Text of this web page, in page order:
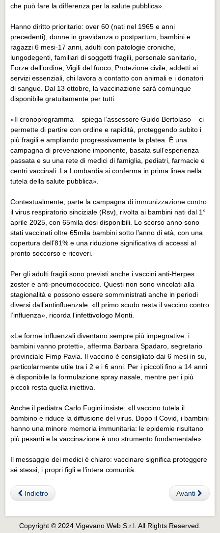
che può fare la differenza per la salute pubblica».
Hanno diritto prioritario: over 60 (nati nel 1965 e anni
precedenti), donne in gravidanza o postpartum, bambini e
ragazzi 6 mesi-17 anni, adulti con patologie croniche,
lungodegenti, familiari di soggetti fragili, personale sanitario,
Forze dell’ordine, Vigili del fuoco, Protezione civile, addetti ai
servizi essenziali, chi lavora a contatto con animali e i donatori
di sangue. Dal 13 ottobre, la vaccinazione sarà comunque
disponibile gratuitamente per tutti.
«Il cronoprogramma – spiega l’assessore Guido Bertolaso – ci
permette di partire con ordine e rapidità, proteggendo subito i
più fragili e ampliando progressivamente la platea. È una
campagna di prevenzione imponente, basata sull’esperienza
passata e su una rete di medici di famiglia, pediatri, farmacie e
centri vaccinali. La Lombardia si conferma in prima linea nella
tutela della salute pubblica».
Contestualmente, parte la campagna di immunizzazione contro
il virus respiratorio sinciziale (Rsv), rivolta ai bambini nati dal 1°
aprile 2025, con 65mila dosi disponibili. Lo scorso anno sono
stati vaccinati oltre 65mila bambini sotto l’anno di età, con una
copertura dell’81% e una riduzione significativa di accessi al
pronto soccorso e ricoveri.
Per gli adulti fragili sono previsti anche i vaccini anti-Herpes
zoster e anti-pneumococcico. Questi non sono vincolati alla
stagionalità e possono essere somministrati anche in periodi
diversi dall’antinfluenzale. «Il primo scudo resta il vaccino contro
l’influenza», ricorda l’infettivologo Monti.
«Le forme influenzali diventano sempre più impegnative: i
bambini vanno protetti», afferma Barbara Spadaro, segretario
provinciale Fimp Pavia. Il vaccino è consigliato dai 6 mesi in su,
particolarmente utile tra i 2 e i 6 anni. Per i piccoli fino a 14 anni
è disponibile la formulazione spray nasale, mentre per i più
piccoli resta quella iniettiva.
Anche il pediatra Carlo Fugini insiste: «Il vaccino tutela il
bambino e riduce la diffusione del virus. Dopo il Covid, i bambini
hanno una minore memoria immunitaria: le epidemie risultano
più pesanti e la vaccinazione è uno strumento fondamentale».
Il messaggio dei medici è chiaro: vaccinare significa proteggere
sé stessi, i propri figli e l’intera comunità.
Indietro Avanti
Copyright © 2024 Vigevano Web S.r.l. All Rights Reserved.